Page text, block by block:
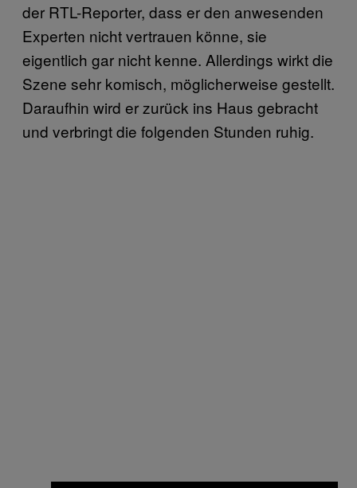
der RTL-Reporter, dass er den anwesenden
Experten nicht vertrauen könne, sie
eigentlich gar nicht kenne. Allerdings wirkt die
Szene sehr komisch, möglicherweise gestellt.
Daraufhin wird er zurück ins Haus gebracht
und verbringt die folgenden Stunden ruhig.